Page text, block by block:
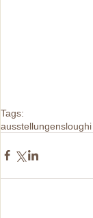
Tags:
ausstellungensloughi